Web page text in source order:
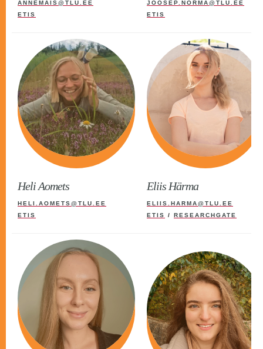
ANNEMAIS@TLU.EE
ETIS
JOOSEP.NORMA@TLU.EE
ETIS
Heli Aomets
HELI.AOMETS@TLU.EE
ETIS
Eliis Härma
ELIIS.HARMA@TLU.EE
ETIS
/ RESEARCHGATE